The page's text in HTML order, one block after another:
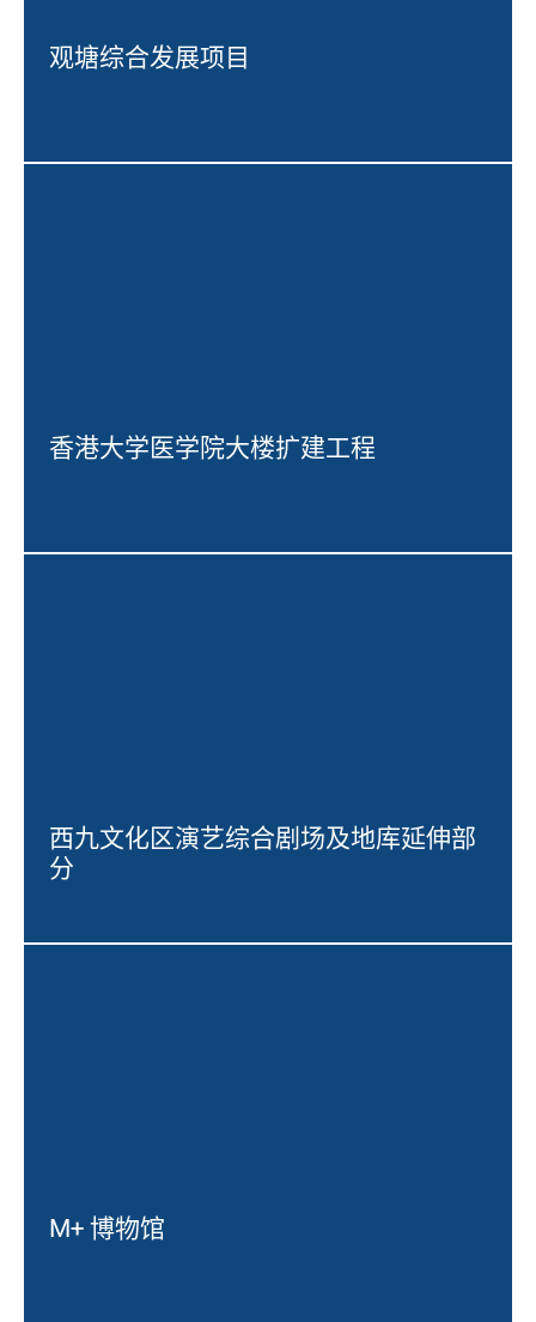
观塘综合发展项目
香港大学医学院大楼扩建工程
西九文化区演艺综合剧场及地库延伸部
分
M+ 博物馆